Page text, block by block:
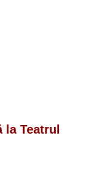
la Teatrul